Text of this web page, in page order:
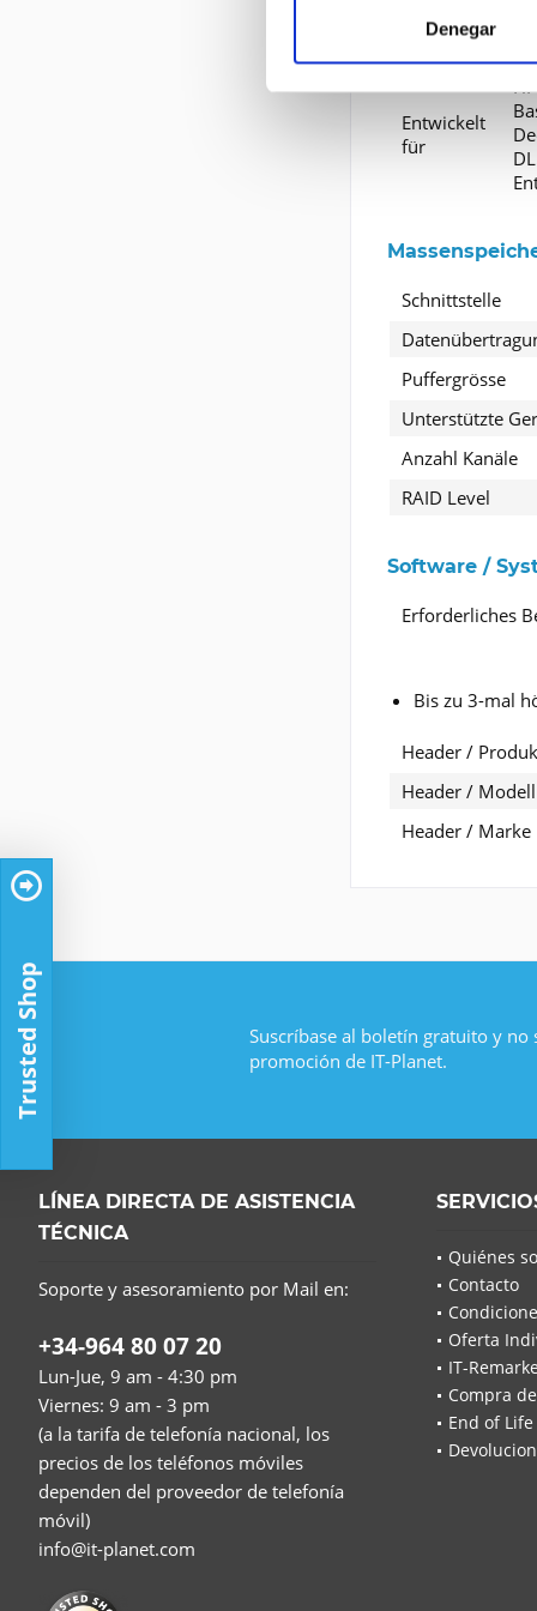
Denegar
Entwickelt
für
Schnittstelle
Puffergrösse
Unterstützte
Anzahl Kanäle
RAID Level
Software /
Erforderliches
Bis zu 3-mal
Header /
Header / Modell
Header / Marke
Suscríbase al boletín gratuito y
promoción de IT-Planet.
LÍNEA DIRECTA DE ASISTENCIA
TÉCNICA
Soporte y asesoramiento por Mail en:
+34-964 80 07 20
Lun-Jue, 9 am - 4:30 pm
Viernes: 9 am - 3 pm
(a la tarifa de telefonía nacional, los
precios de los teléfonos móviles
dependen del proveedor de telefonía
móvil)
info@it-planet.com
Quiénes
Contacto
Oferta
IT-
Compra
End of Life
Trusted Shop